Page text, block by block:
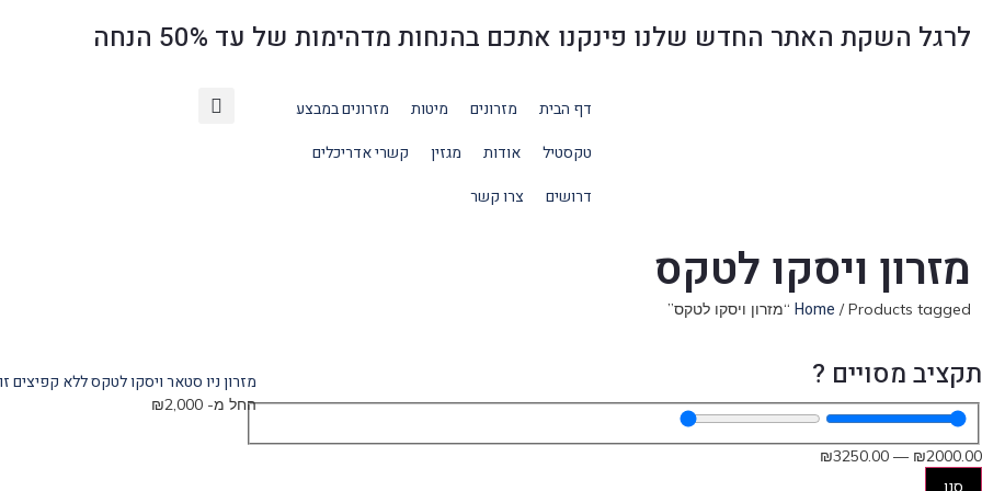
לרגל השקת האתר החדש שלנו פינקנו אתכם בהנחות מדהימות של עד 50% הנחה
דף הבית מזרונים מיטות
מזרונים במבצע
טקסטיל
אודות מגזין
קשרי אדריכלים
דרושים
צרו קשר
מזרון ויסקו לטקס
Home / Products tagged “מזרון ויסקו לטקס”
תקציב מסויים ?
₪2000.00
—
₪3250.00
מזרון ניו סטאר ויסקו לטקס ללא קפיצים
החל מ- ₪2,000